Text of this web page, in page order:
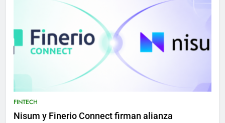
FINTECH
Nisum y Finerio Connect firman alianza